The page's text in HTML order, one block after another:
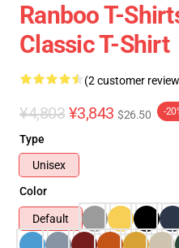
Ranboo T-
Classic T-Shirt
(2 customer
¥4,803 ¥3,843 $26.50 -
Type
Unisex
Color
Default